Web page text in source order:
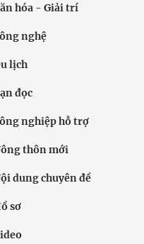
hóa - Giải trí
nghệ
lịch
đọc
nghiệp hỗ trợ
thôn mới
dung chuyên đề
sơ